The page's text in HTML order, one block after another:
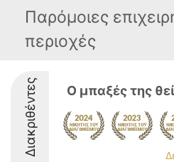
Παρόμοιες
περιοχές
Διακριθέντες Ο μπαξές της